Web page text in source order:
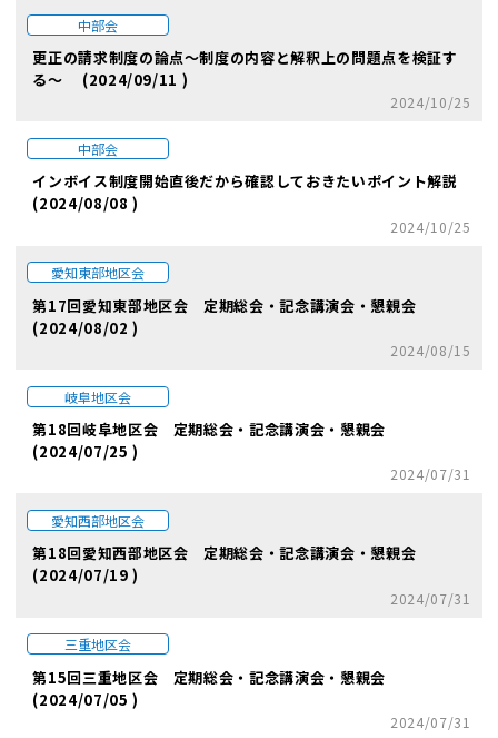
中部会
更正の請求制度の論点～制度の内容と解釈上の問題点を検証す
る～ (2024/09/11 )
2024/10/25
中部会
インボイス制度開始直後だから確認しておきたいポイント解説
(2024/08/08 )
2024/10/25
愛知東部地区会
第17回愛知東部地区会 定期総会・記念講演会・懇親会
(2024/08/02 )
2024/08/15
岐阜地区会
第18回岐阜地区会 定期総会・記念講演会・懇親会
(2024/07/25 )
2024/07/31
愛知西部地区会
第18回愛知西部地区会 定期総会・記念講演会・懇親会
(2024/07/19 )
2024/07/31
三重地区会
第15回三重地区会 定期総会・記念講演会・懇親会
(2024/07/05 )
2024/07/31